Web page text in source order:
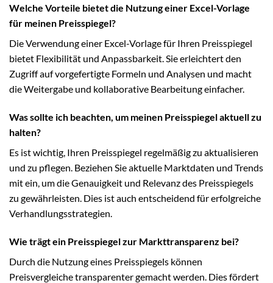
Welche Vorteile bietet die Nutzung einer Excel-Vorlage
für meinen Preisspiegel?
Die Verwendung einer Excel-Vorlage für Ihren Preisspiegel
bietet Flexibilität und Anpassbarkeit. Sie erleichtert den
Zugriff auf vorgefertigte Formeln und Analysen und macht
die Weitergabe und kollaborative Bearbeitung einfacher.
Was sollte ich beachten, um meinen Preisspiegel aktuell zu
halten?
Es ist wichtig, Ihren Preisspiegel regelmäßig zu aktualisieren
und zu pflegen. Beziehen Sie aktuelle Marktdaten und Trends
mit ein, um die Genauigkeit und Relevanz des Preisspiegels
zu gewährleisten. Dies ist auch entscheidend für erfolgreiche
Verhandlungsstrategien.
Wie trägt ein Preisspiegel zur Markttransparenz bei?
Durch die Nutzung eines Preisspiegels können
Preisvergleiche transparenter gemacht werden. Dies fördert